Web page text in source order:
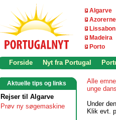
Algarve
Azorerne
Lissabon
Madeira
Porto
Forside Nyt fra Portugal
Aktuelle tips og links
Rejser til Algarve
Prøv ny søgemaskine
Alle
unge
Under
Klik evt.